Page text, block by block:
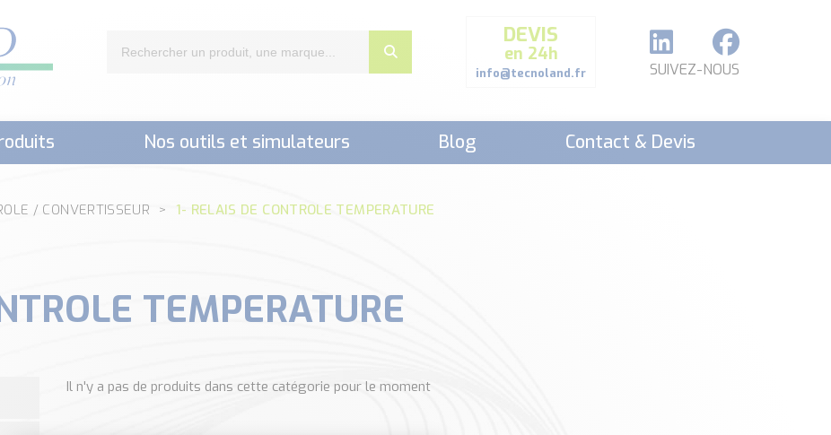
DEVIS
en 24h
info@tecnoland.fr SUIVEZ-NOUS
Nos outils et simulateurs Blog Contact & Devis
/ CONVERTISSEUR 1- RELAIS DE CONTROLE TEMPERATURE
TEMPERATURE
Il n'y a pas de produits dans cette catégorie pour le moment